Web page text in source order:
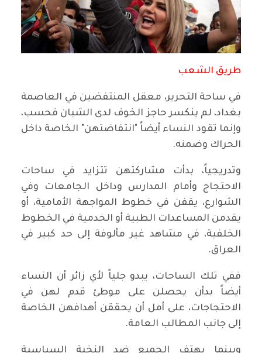
طريق الشعب
في ساحة التحرير، معقل المنتفضين في العاصمة
بغداد، لم ينكسر حاجز الخوف لدى الشبان فحسب،
وإنما تقود النساء أيضاً "انتفاضتهن" الخاصة داخل
الحراك وضمنه.
وتدريجياً، بدأت مشاركتهن تتزايد في ساحات
الاحتجاج وأمام المدارس وداخل الجامعات وفي
الشوارع، يقفن في خطوط المواجهة الأمامية، أو
يقدمن المساعدات الطبية أو الخدمية في الخطوط
الخلفية، في مشاهد غير مألوفة إلى حد كبير في
العراق.
ففي تلك الساحات، يبدو جلياً لأي زائر أن النساء
أيضاً بدأن يحصلن على موطئ قدم لهن في
الاحتجاجات، على أمل أن يحققن أهدافهن الخاصة
إلى جانب المطالب العامة.
وبينما يهتف الجميع ضد النخبة السياسية